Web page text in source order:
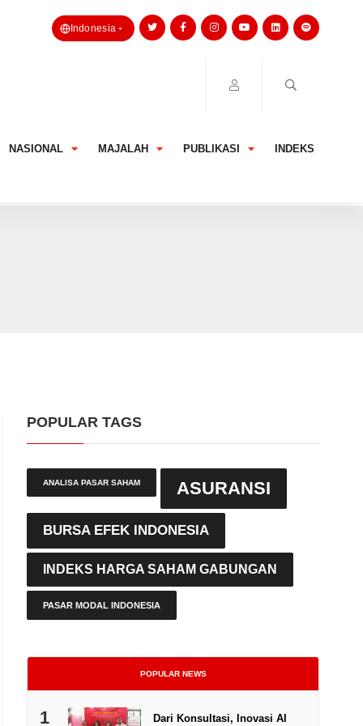
Indonesia
NASIONAL MAJALAH PUBLIKASI INDEKS
POPULAR TAGS
ANALISA PASAR SAHAM ASURANSI
BURSA EFEK INDONESIA
INDEKS HARGA SAHAM GABUNGAN
PASAR MODAL INDONESIA
POPULAR NEWS
1
Dari Konsultasi, Inovasi AI